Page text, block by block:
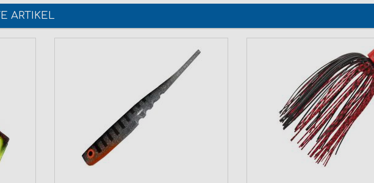
ARTIKEL